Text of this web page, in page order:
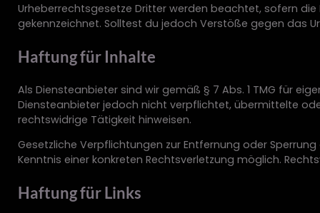
Urheberrechtsgesetze Dritter werden beachtet, sofern
gekennzeichnet. Solltest du jedoch Verstöße gegen das
Haftung für Inhalte
Als Diensteanbieter sind wir gemäß § 7 Abs. 1 TMG für
Diensteanbieter jedoch nicht verpflichtet, übermittelte
rechtswidrige Tätigkeit hinweisen.
Gesetzliche Verpflichtungen zur Entfernung oder
Kenntnis einer konkreten Rechtsverletzung möglich.
Haftung für Links